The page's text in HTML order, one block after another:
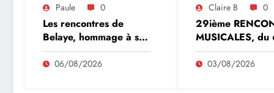
Paule 0
Les rencontres de
Belaye, hommage à son
fondateur, Roland
Pidoux, violoncelliste, le
06/08/2026
Claire B 0
29ième
MUSICALES, du
20 aout 2026
03/08/2026